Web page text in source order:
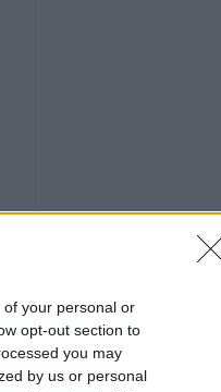
your personal or
opt-out section to
you may
by us or personal